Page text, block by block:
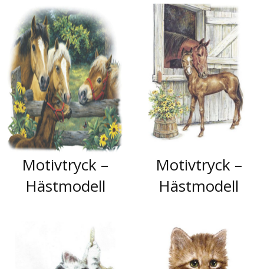
Motivtryck –
Hästmodell
Motivtryck –
Hästmodell